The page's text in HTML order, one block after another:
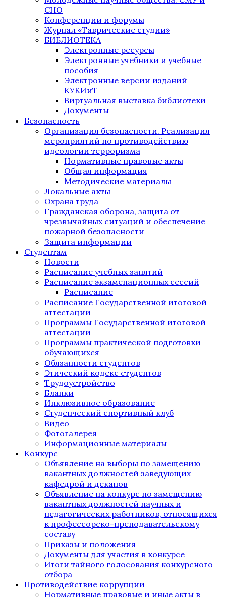
СНО
Конференции и форумы
Журнал «Таврические студии»
БИБЛИОТЕКА
Электронные ресурсы
Электронные учебники и учебные
пособия
Электронные версии изданий
КУКИиТ
Виртуальная выставка библиотеки
Документы
Безопасность
Организация безопасности. Реализация
мероприятий по противодействию
идеологии терроризма
Нормативные правовые акты
Общая информация
Методические материалы
Локальные акты
Охрана труда
Гражданская оборона, защита от
чрезвычайных ситуаций и обеспечение
пожарной безопасности
Защита информации
Студентам
Новости
Расписание учебных занятий
Расписание экзаменационных сессий
Расписание
Расписание Государственной итоговой
аттестации
Программы Государственной итоговой
аттестации
Программы практической подготовки
обучающихся
Обязанности студентов
Этический кодекс студентов
Трудоустройство
Бланки
Инклюзивное образование
Студенческий спортивный клуб
Видео
Фотогалерея
Информационные материалы
Конкурс
Объявление на выборы по замещению
вакантных должностей заведующих
кафедрой и деканов
Объявление на конкурс по замещению
вакантных должностей научных и
педагогических работников, относящихся
к профессорско-преподавательскому
составу
Приказы и положения
Документы для участия в конкурсе
Итоги тайного голосования конкурсного
отбора
Противодействие коррупции
Нормативные правовые и иные акты в